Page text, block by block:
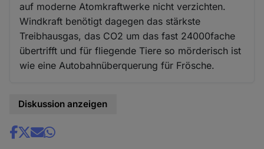
auf moderne Atomkraftwerke nicht verzichten.
Windkraft benötigt dagegen das stärkste
Treibhausgas, das CO2 um das fast 24000fache
übertrifft und für fliegende Tiere so mörderisch ist
wie eine Autobahnüberquerung für Frösche.
Diskussion anzeigen
Share